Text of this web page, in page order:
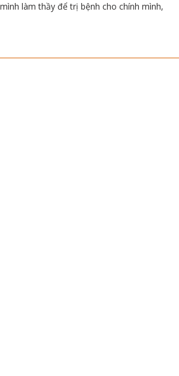
làm thầy để trị bệnh cho chính mình,